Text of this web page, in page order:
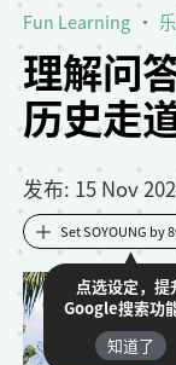
理解问
历史走
Fun Learning
发布: 15 Nov
Set SOYOUNG
点选设定，提
Google搜索功能
知道了